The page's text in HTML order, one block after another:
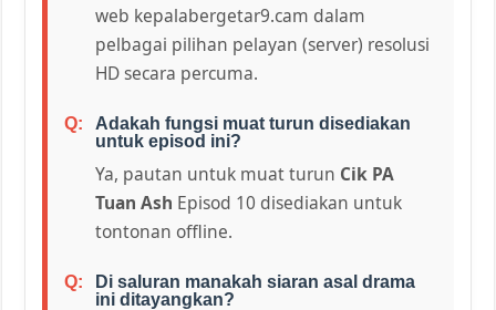
web kepalabergetar9.cam dalam
pelbagai pilihan pelayan (server) resolusi
HD secara percuma.
Adakah fungsi muat turun disediakan
untuk episod ini?
Ya, pautan untuk muat turun Cik PA
Tuan Ash Episod 10 disediakan untuk
tontonan offline.
Di saluran manakah siaran asal drama
ini ditayangkan?